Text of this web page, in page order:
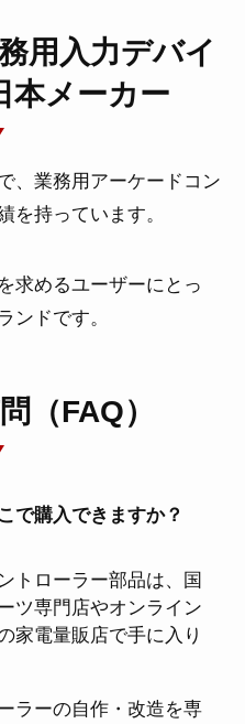
用入力デバイ
本メーカー
、業務用アーケードコン
を持っています。
求めるユーザーにとっ
ンドです。
（FAQ）
で購入できますか？
トローラー部品は、国
ツ専門店やオンライン
家電量販店で手に入り
ラーの自作・改造を専